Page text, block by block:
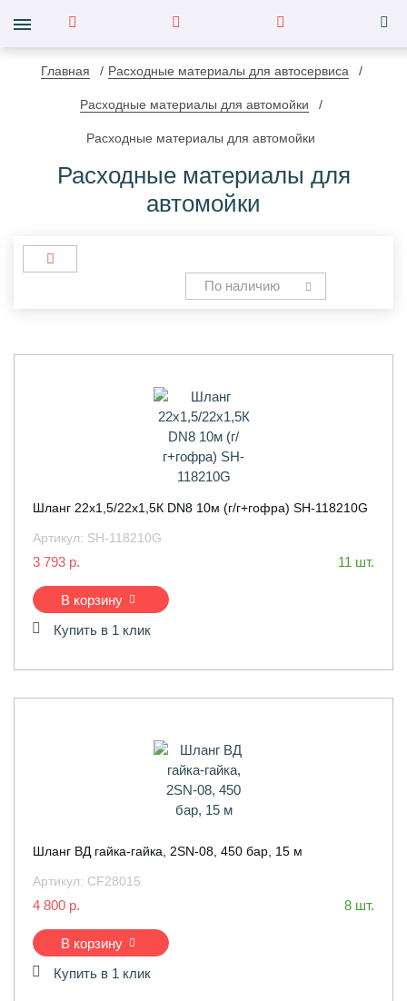
Главная Расходные материалы для автосервиса
Расходные материалы для автомойки
Расходные материалы для автомойки
Расходные материалы для
автомойки
По наличию
Шланг 22х1,5/22х1,5К DN8 10м (г/г+гофра) SH-118210G
Артикул: SH-118210G
3 793 р. 11 шт.
В корзину
Купить в 1 клик
Шланг ВД гайка-гайка, 2SN-08, 450 бар, 15 м
Артикул: CF28015
4 800 р. 8 шт.
В корзину
Купить в 1 клик